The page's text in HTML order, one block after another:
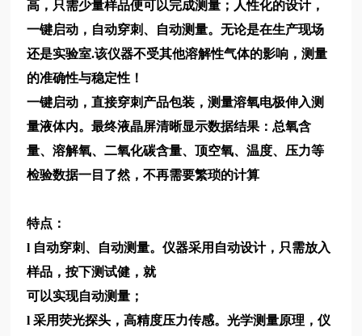
高，只需少量样品便可以完成测量；人性化的设计，
一键启动，自动穿刺、自动测量。无论是在生产现场
还是实验室.该仪器不受其他溶解性气体的影响，测量
的准确性与稳定性！
一键启动，直接穿刺产品包装，测量溶氧电极伸入测
量液体内。最终液晶屏清晰显示数据结果：总氧含
量、溶解氧、二氧化碳含量、顶空氧、温度、压力等
检验数据一目了然，不再需要繁琐的计算
特点：
l 自动穿刺、自动测量。仪器采用自动设计，只需放入
样品，按下测试健，就
可以实现自动测量；
l 采用荧光探头，高精度压力传感。光学测量原理，仪